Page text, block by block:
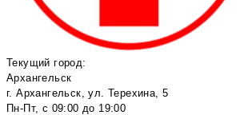
Текущий город:
Архангельск
г. Архангельск, ул. Терехина, 5
Пн-Пт, с 09:00 до 19:00